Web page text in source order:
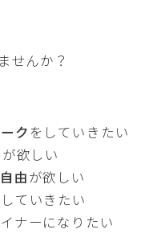
せんか？
ク をしていきたい
が欲しい
由が欲しい
ていきたい
ナーになりたい